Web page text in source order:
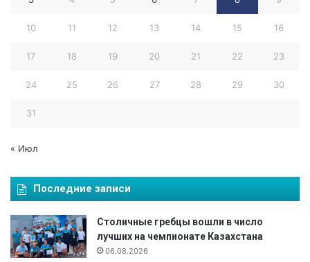
у
10 11 12 13 14 15 16
17 18 19 20 21 22 23
24 25 26 27 28 29 30
31
« Июл
Последние записи
Столичные гребцы вошли в число
лучших на чемпионате Казахстана
06.08.2026